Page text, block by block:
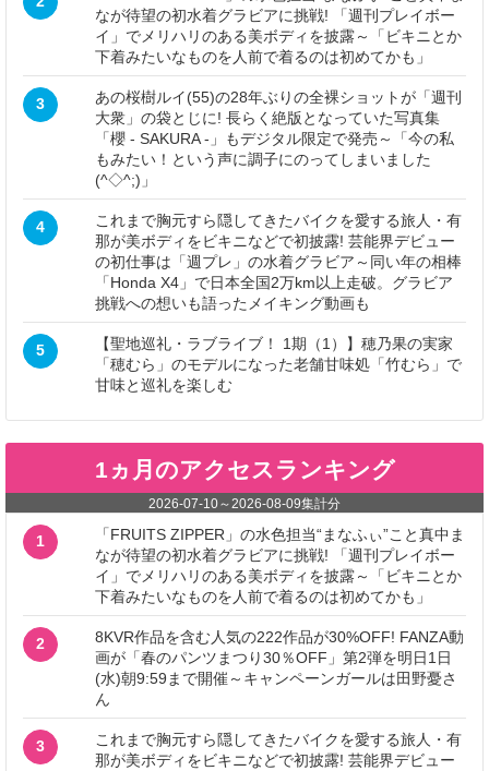
なが待望の初水着グラビアに挑戦! 「週刊プレイボー
イ」でメリハリのある美ボディを披露～「ビキニとか
下着みたいなものを人前で着るのは初めてかも」
3
あの桜樹ルイ(55)の28年ぶりの全裸ショットが「週刊
大衆」の袋とじに! 長らく絶版となっていた写真集
「櫻 - SAKURA -」もデジタル限定で発売～「今の私
もみたい！という声に調子にのってしまいました
(^◇^;)」
4
これまで胸元すら隠してきたバイクを愛する旅人・有
那が美ボディをビキニなどで初披露! 芸能界デビュー
の初仕事は「週プレ」の水着グラビア～同い年の相棒
「Honda X4」で日本全国2万km以上走破。グラビア
挑戦への想いも語ったメイキング動画も
5
【聖地巡礼・ラブライブ！ 1期（1）】穂乃果の実家
「穂むら」のモデルになった老舗甘味処「竹むら」で
甘味と巡礼を楽しむ
1ヵ月のアクセスランキング
2026-07-10～2026-08-09集計分
1
「FRUITS ZIPPER」の水色担当“まなふぃ”こと真中ま
なが待望の初水着グラビアに挑戦! 「週刊プレイボー
イ」でメリハリのある美ボディを披露～「ビキニとか
下着みたいなものを人前で着るのは初めてかも」
2
8KVR作品を含む人気の222作品が30%OFF! FANZA動
画が「春のパンツまつり30％OFF」第2弾を明日1日
(水)朝9:59まで開催～キャンペーンガールは田野憂さ
ん
3
これまで胸元すら隠してきたバイクを愛する旅人・有
那が美ボディをビキニなどで初披露! 芸能界デビュー